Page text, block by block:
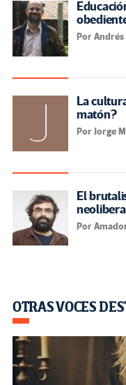
Por Andrés
La
matón?
Por Jorge
El
Por
OTRAS VOCES